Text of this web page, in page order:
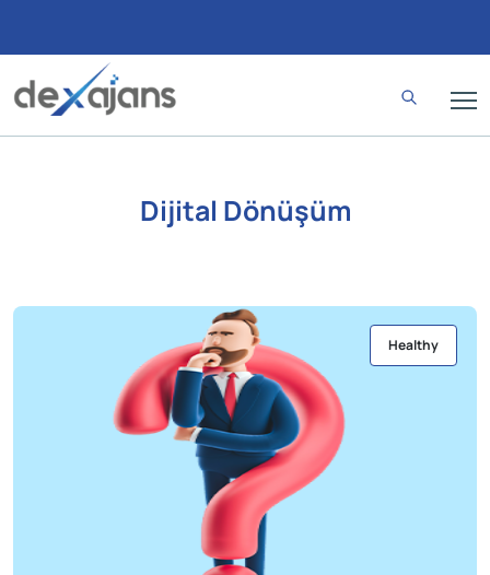
Dijital Dönüşüm
Healthy